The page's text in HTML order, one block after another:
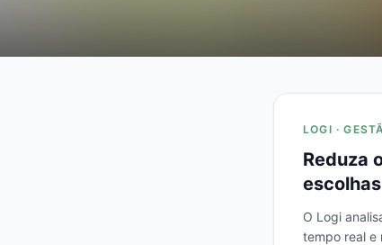
LOGI ·
Reduza
O Logi
tempo real e